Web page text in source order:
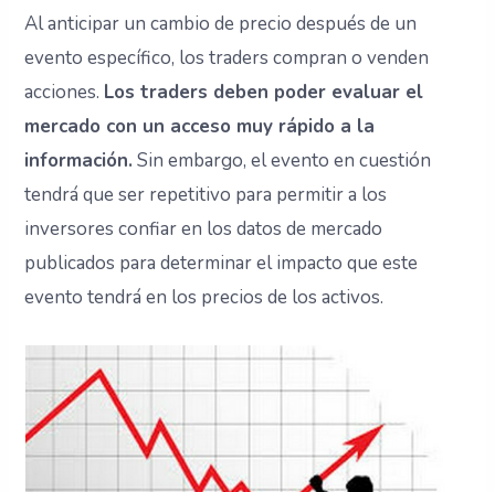
Al anticipar un cambio de precio después de un
evento específico, los traders compran o venden
acciones. Los traders deben poder evaluar el
mercado con un acceso muy rápido a la
información. Sin embargo, el evento en cuestión
tendrá que ser repetitivo para permitir a los
inversores confiar en los datos de mercado
publicados para determinar el impacto que este
evento tendrá en los precios de los activos.